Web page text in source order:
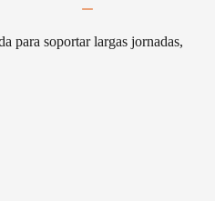
para soportar largas jornadas,